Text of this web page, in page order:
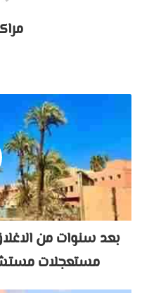
بعد سنوات من
مستعجلات